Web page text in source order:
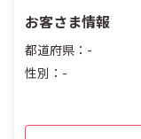
お客さま情報
都道府県：-
性別：-